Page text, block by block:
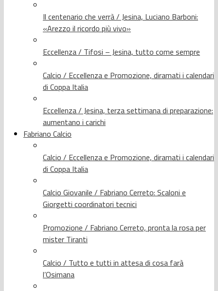
Il centenario che verrà / Jesina, Luciano Barboni:
«Arezzo il ricordo più vivo»
Eccellenza / Tifosi – Jesina, tutto come sempre
Calcio / Eccellenza e Promozione, diramati i calendari
di Coppa Italia
Eccellenza / Jesina, terza settimana di preparazione:
aumentano i carichi
Fabriano Calcio
Calcio / Eccellenza e Promozione, diramati i calendari
di Coppa Italia
Calcio Giovanile / Fabriano Cerreto: Scaloni e
Giorgetti coordinatori tecnici
Promozione / Fabriano Cerreto, pronta la rosa per
mister Tiranti
Calcio / Tutto e tutti in attesa di cosa farà
l’Osimana